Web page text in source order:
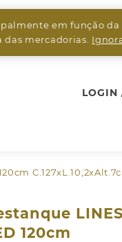
em função
mercadorias.
LOGIN
120cm